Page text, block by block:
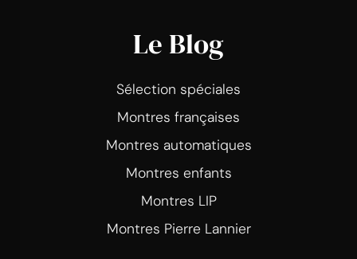
Le Blog
Sélection spéciales
Montres françaises
Montres automatiques
Montres enfants
Montres LIP
Montres Pierre Lannier